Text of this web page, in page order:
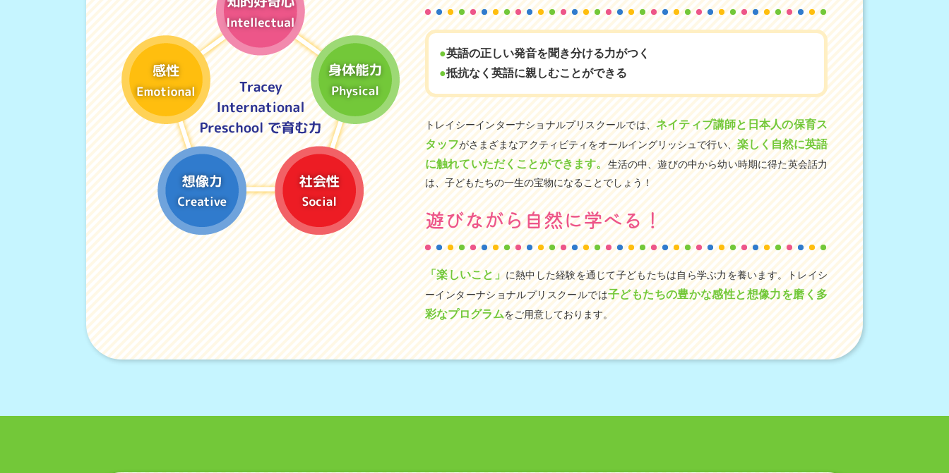
英語の正しい発音を聞き分ける力がつく
抵抗なく英語に親しむことができる
トレイシーインターナショナルプリスクールでは、ネイティブ講師と日本人の保育ス
タッフがさまざまなアクティビティをオールイングリッシュで行い、楽しく自然に英語
に触れていただくことができます。生活の中、遊びの中から幼い時期に得た英会話力
は、子どもたちの一生の宝物になることでしょう！
遊びながら自然に学べる！
「楽しいこと」に熱中した経験を通じて子どもたちは自ら学ぶ力を養います。トレイシ
ーインターナショナルプリスクールでは子どもたちの豊かな感性と想像力を磨く多
彩なプログラムをご用意しております。